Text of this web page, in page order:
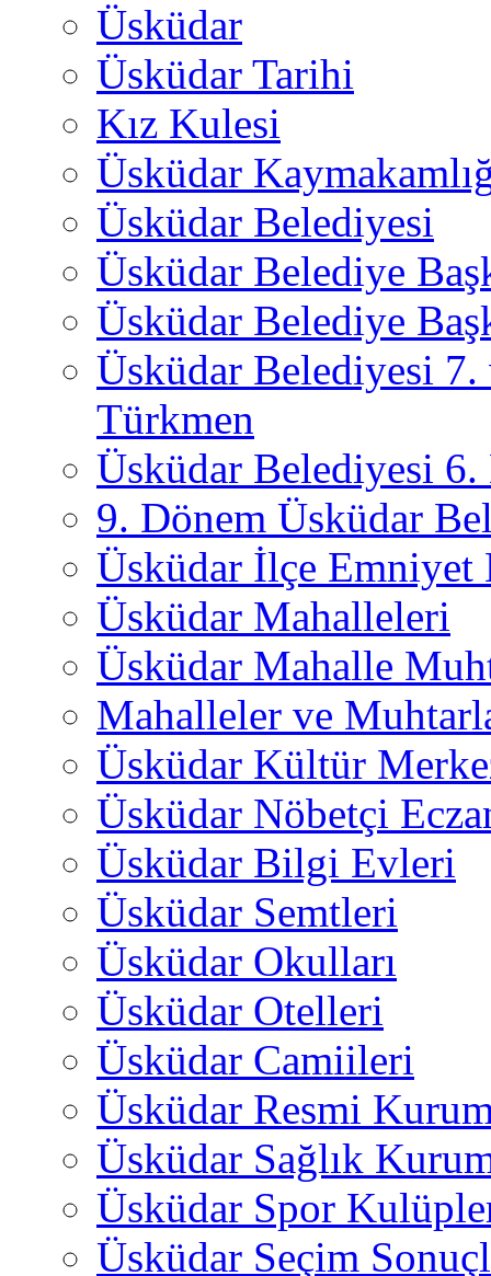
Üsküdar
Üsküdar Tarihi
Kız Kulesi
Üsküdar
Üsküdar Belediyesi
Üsküdar Belediye
Üsküdar Belediye
Üsküdar Belediyesi
Türkmen
Üsküdar Belediyesi 6.
9. Dönem Üsküdar
Üsküdar İlçe
Üsküdar Mahalleleri
Üsküdar Mahalle
Mahalleler ve
Üsküdar Kültür
Üsküdar Nöbetçi
Üsküdar Bilgi Evleri
Üsküdar Semtleri
Üsküdar Okulları
Üsküdar Otelleri
Üsküdar Camiileri
Üsküdar Resmi
Üsküdar Sağlık
Üsküdar Spor
Üsküdar Seçim